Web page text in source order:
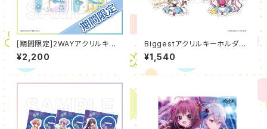
[期間限定]2WAYアクリルキー
ホルダー[水着]（2026年7月
度）
¥2,200
Biggestアクリルキーホルダー
（猫SD※全26種）
¥1,540